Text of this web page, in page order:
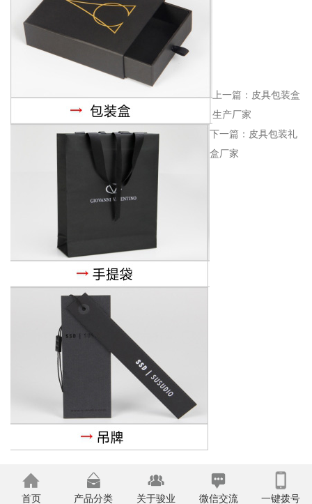
上一篇： 皮具包装盒
生产厂家
下一篇： 皮具包装礼
盒厂家
首页 产品分类 关于骏业 微信交流 一键拨号